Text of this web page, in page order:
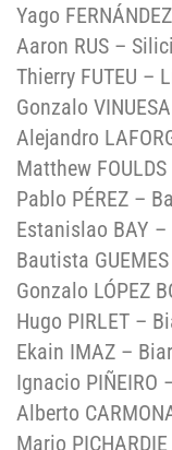
Yago
Aaron RUS –
Thierry FUTEU –
Gonzalo
Alejandro
Matthew
Pablo PÉREZ –
Estanislao BAY
Bautista
Gonzalo LÓPEZ
Hugo PIRLET –
Ekain IMAZ –
Ignacio PIÑEIRO
Alberto
Mario